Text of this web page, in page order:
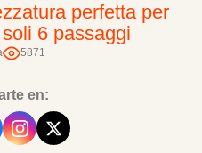
perfetta per
6 passaggi
5871
en: